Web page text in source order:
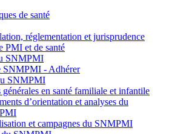
de santé
réglementation et jurisprudence
PMI et de santé
SNMPMI
SNMPMI - Adhérer
SNMPMI
en santé familiale et infantile
d’orientation et analyses du
et campagnes du SNMPMI